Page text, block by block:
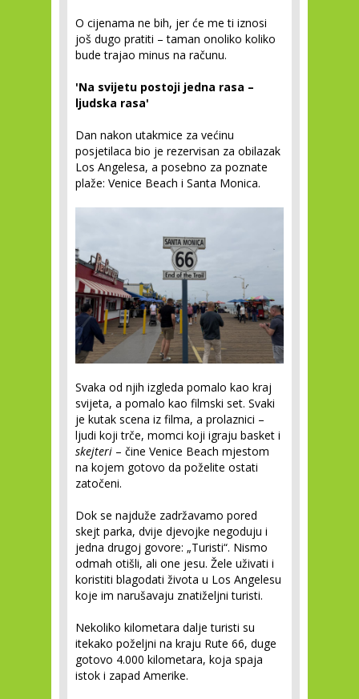
O cijenama ne bih, jer će me ti iznosi
još dugo pratiti – taman onoliko koliko
bude trajao minus na računu.
'Na svijetu postoji jedna rasa –
ljudska rasa'
Dan nakon utakmice za većinu
posjetilaca bio je rezervisan za obilazak
Los Angelesa, a posebno za poznate
plaže: Venice Beach i Santa Monica.
Svaka od njih izgleda pomalo kao kraj
svijeta, a pomalo kao filmski set. Svaki
je kutak scena iz filma, a prolaznici –
ljudi koji trče, momci koji igraju basket i
skejteri – čine Venice Beach mjestom
na kojem gotovo da poželite ostati
zatočeni.
Dok se najduže zadržavamo pored
skejt parka, dvije djevojke negoduju i
jedna drugoj govore: „Turisti“. Nismo
odmah otišli, ali one jesu. Žele uživati i
koristiti blagodati života u Los Angelesu
koje im narušavaju znatiželjni turisti.
Nekoliko kilometara dalje turisti su
itekako poželjni na kraju Rute 66, duge
gotovo 4.000 kilometara, koja spaja
istok i zapad Amerike.